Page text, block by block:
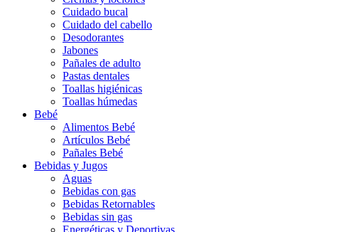
Cuidado bucal
Cuidado del cabello
Desodorantes
Jabones
Pañales de adulto
Pastas dentales
Toallas higiénicas
Toallas húmedas
Bebé
Alimentos Bebé
Artículos Bebé
Pañales Bebé
Bebidas y Jugos
Aguas
Bebidas con gas
Bebidas Retornables
Bebidas sin gas
Energéticas y Deportivas